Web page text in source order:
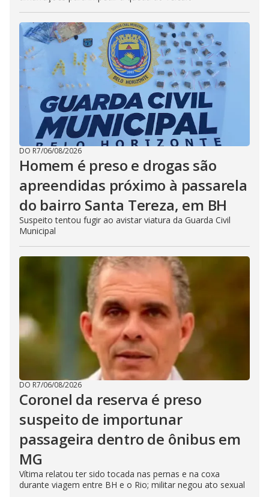
DO R7/06/08/2026
Homem é preso e drogas são
apreendidas próximo à passarela
do bairro Santa Tereza, em BH
Suspeito tentou fugir ao avistar viatura da Guarda Civil
Municipal
DO R7/06/08/2026
Coronel da reserva é preso
suspeito de importunar
passageira dentro de ônibus em
MG
Vítima relatou ter sido tocada nas pernas e na coxa
durante viagem entre BH e o Rio; militar negou ato sexual